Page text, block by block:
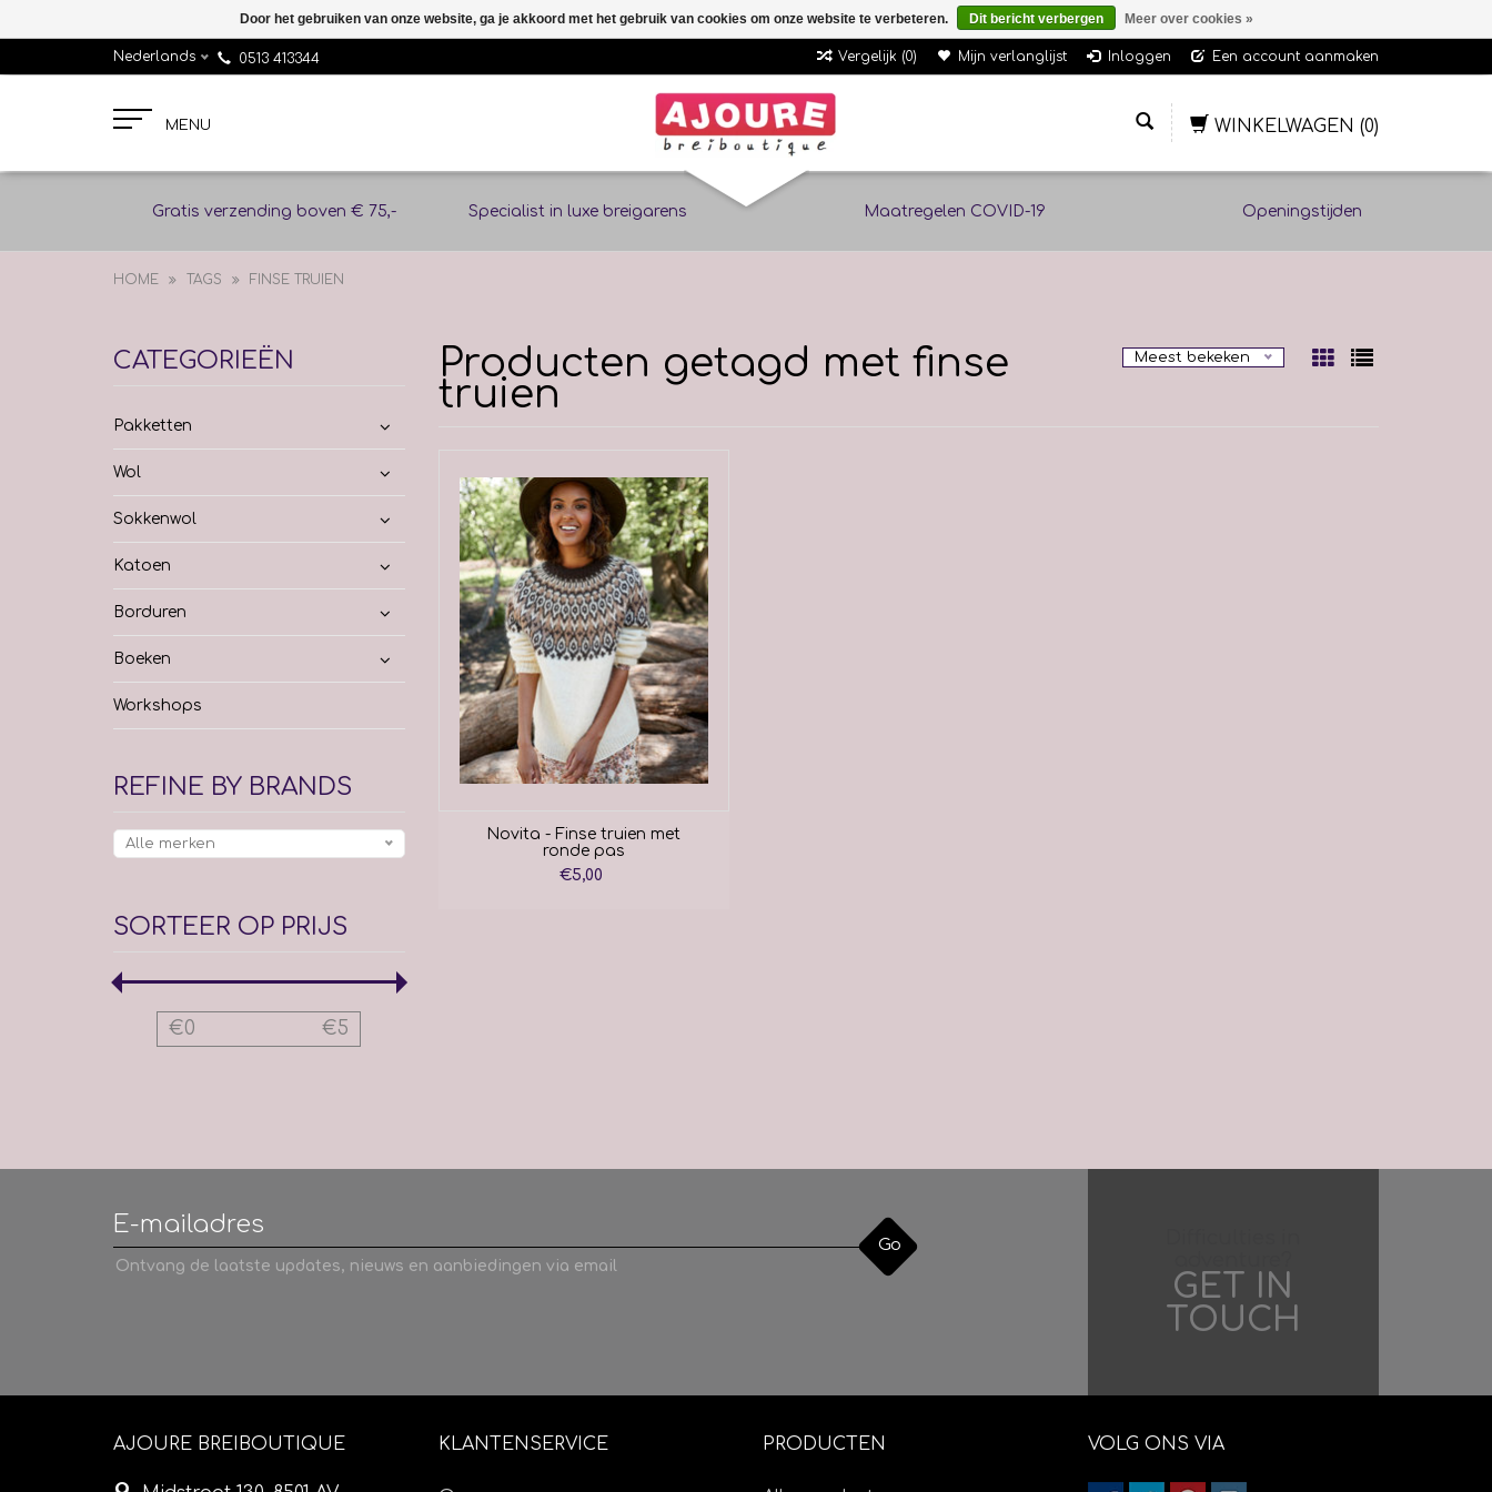
Nederlands 0513 413344 Vergelijk (0) Mijn verlanglijst Inloggen Een account aanmaken
MENU WINKELWAGEN (0)
Gratis verzending boven € 75,- Specialist in luxe breigarens Maatregelen COVID-19 Openingstijden
HOME TAGS FINSE TRUIEN
CATEGORIEËN
Pakketten
Wol
Sokkenwol
Katoen
Borduren
Boeken
Workshops
REFINE BY BRANDS
Alle merken
SORTEER OP PRIJS
€0 €5
Producten getagd met finse
truien
Meest bekeken
Novita - Finse truien met
ronde pas
€5,00
Go
Ontvang de laatste updates, nieuws en aanbiedingen via email
GET IN
TOUCH
AJOURE BREIBOUTIQUE KLANTENSERVICE PRODUCTEN VOLG ONS VIA
Door het gebruiken van onze website, ga je akkoord met het gebruik van cookies om onze website te verbeteren. Dit bericht verbergen Meer over cookies »